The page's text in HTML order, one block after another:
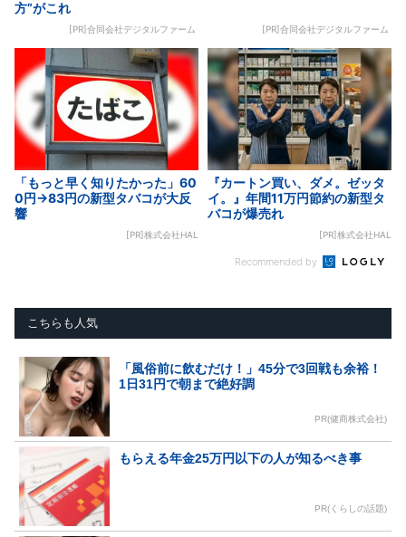
方”がこれ
[PR]合同会社デジタルファーム [PR]合同会社デジタルファーム
「もっと早く知りたかった」60
0円→83円の新型タバコが大反
響
[PR]株式会社HAL
『カートン買い、ダメ。ゼッタ
イ。』年間11万円節約の新型タ
バコが爆売れ
[PR]株式会社HAL
Recommended by
こちらも人気
「風俗前に飲むだけ！」45分で3回戦も余裕！
1日31円で朝まで絶好調
PR(健商株式会社)
もらえる年金25万円以下の人が知るべき事
PR(くらしの話題)